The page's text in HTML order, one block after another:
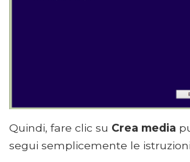
Quindi, fare clic su Crea media
segui semplicemente le